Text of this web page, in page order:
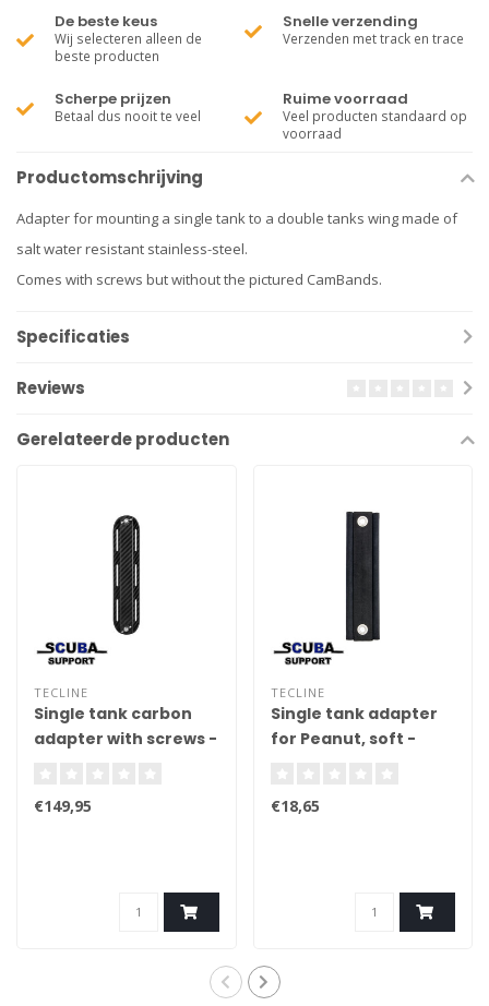
De beste keus
Wij selecteren alleen de
beste producten
Snelle verzending
Verzenden met track en trace
Scherpe prijzen
Betaal dus nooit te veel
Ruime voorraad
Veel producten standaard op
voorraad
Productomschrijving
Adapter for mounting a single tank to a double tanks wing made of
salt water resistant stainless-steel.
Comes with screws but without the pictured CamBands.
Specificaties
Reviews
Gerelateerde producten
TECLINE
Single tank carbon
adapter with screws -
€149,95
TECLINE
Single tank adapter
for Peanut, soft -
€18,65